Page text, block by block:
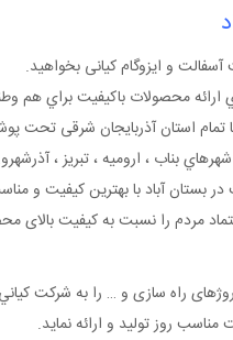
آسفالت و ايزوگام کيانی بخواهيد.
ارائه محصولات باکيفيت براي هم
تمام استان آذربایجان شرقی
بناب ، اروميه ، تبریز ،
در بستان آباد با بهترين کيفيت و
مردم را نسبت به کيفيت
راه سازی و … را به شرکت
روز توليد و ارائه نمايد.